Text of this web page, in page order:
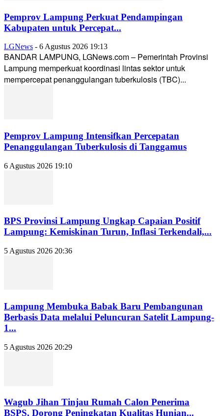
Pemprov Lampung Perkuat Pendampingan
Kabupaten untuk Percepat...
LGNews - 6 Agustus 2026 19:13
BANDAR LAMPUNG, LGNews.com – Pemerintah Provinsi
Lampung memperkuat koordinasi lintas sektor untuk
mempercepat penanggulangan tuberkulosis (TBC)...
Pemprov Lampung Intensifkan Percepatan
Penanggulangan Tuberkulosis di Tanggamus
6 Agustus 2026 19:10
BPS Provinsi Lampung Ungkap Capaian Positif
Lampung: Kemiskinan Turun, Inflasi Terkendali,...
5 Agustus 2026 20:36
Lampung Membuka Babak Baru Pembangunan
Berbasis Data melalui Peluncuran Satelit Lampung-
1...
5 Agustus 2026 20:29
Wagub Jihan Tinjau Rumah Calon Penerima
BSPS, Dorong Peningkatan Kualitas Hunian...